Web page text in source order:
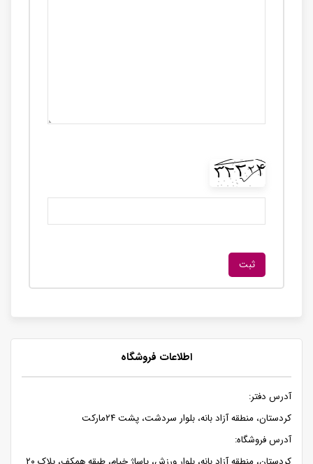
اطلاعات فروشگاه
آدرس دفتر:
کردستان، منطقه آزاد بانه، بلوار سردشت، پشت ۲۴مارکت
آدرس فروشگاه: